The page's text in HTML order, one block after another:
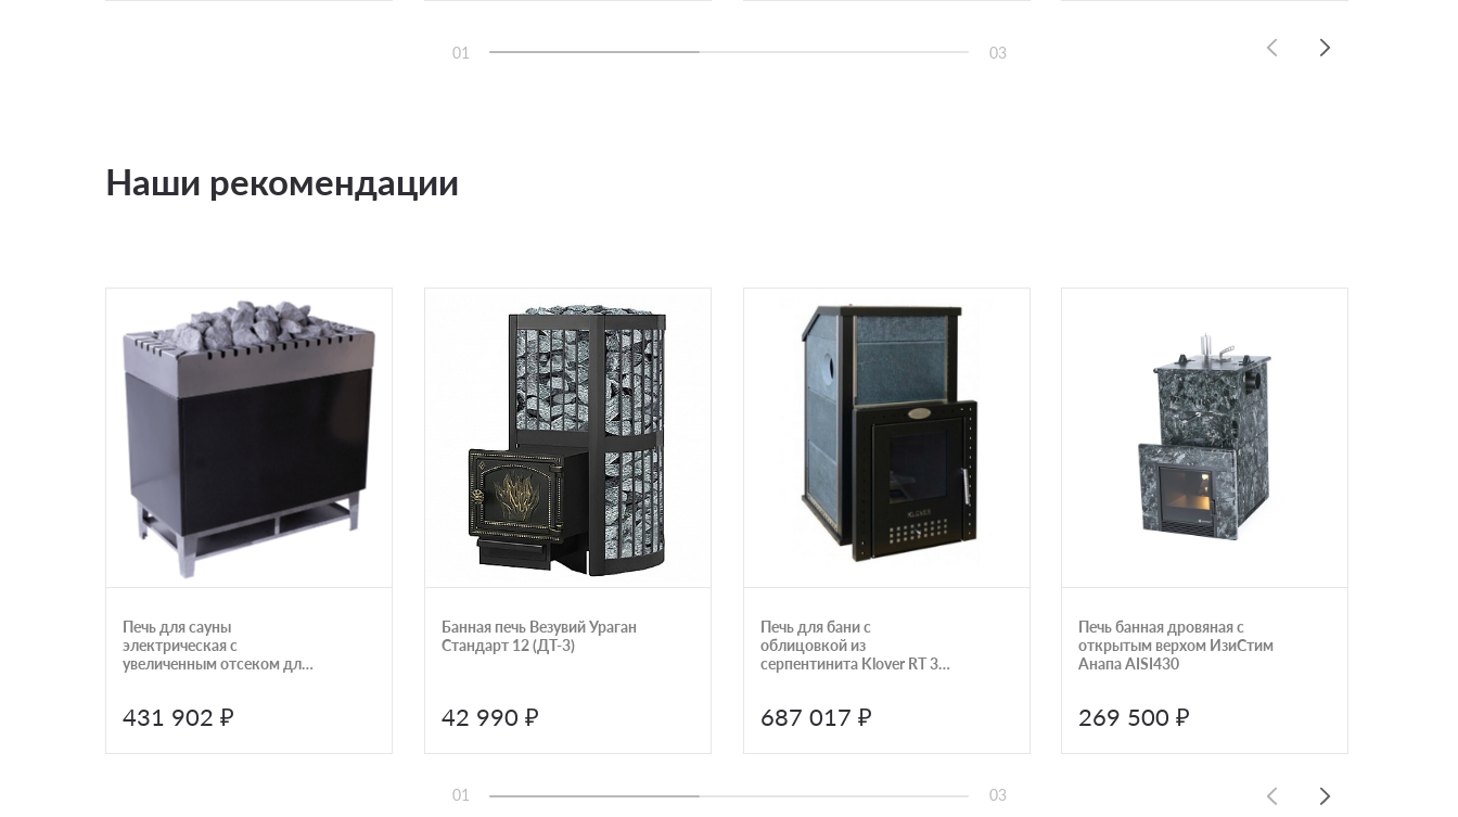
01 03
Наши рекомендации
Печь для сауны
электрическая с
увеличенным отсеком для
431 902 ₽
Банная печь Везувий Ураган
Стандарт 12 (ДТ-3)
42 990 ₽
Печь для бани с
облицовкой из
серпентинита Klover RT 35-
687 017 ₽
Печь банная дровяная с
открытым верхом ИзиСтим
Анапа AISI430
269 500 ₽
01 03